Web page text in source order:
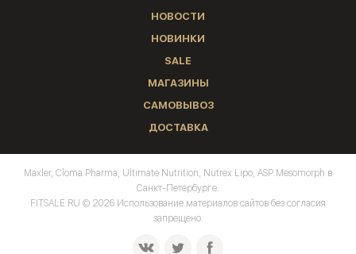
НОВОСТИ
НОВИНКИ
SALE
МАГАЗИНЫ
САМОВЫВОЗ
ДОСТАВКА
Maxler, Cloma Pharma, Ultimate Nutrition, Nutrex Lipo, ASP Mesomorph в
Санкт-Петербурге.
FITSALE.RU © 2026 Использование материалов сайтов без согласия
запрещено.